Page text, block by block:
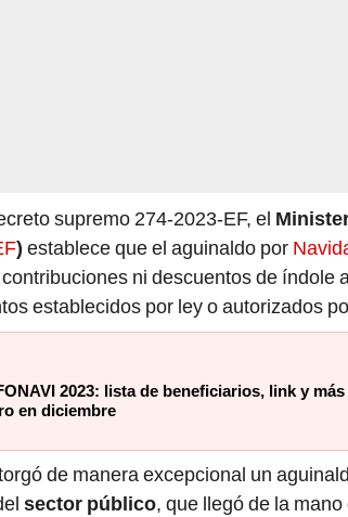
supremo 274-2023-EF, el
) establece que el aguinaldo por
ni descuentos de índole
establecidos por ley o autorizados
2023: lista de beneficiarios, link y más
en diciembre
de manera excepcional un
sector público, que llegó de la mano